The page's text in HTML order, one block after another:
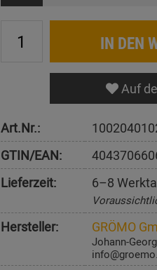
IN DEN
Auf
Art.Nr.:
GTIN/EAN:
Lieferzeit:
6–8
Hersteller: GRÖMO
Johann-